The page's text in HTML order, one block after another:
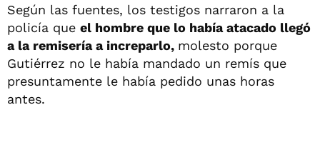
Según las fuentes, los testigos narraron a la
policía que el hombre que lo había atacado llegó
a la remisería a increparlo, molesto porque
Gutiérrez no le había mandado un remís que
presuntamente le había pedido unas horas
antes.